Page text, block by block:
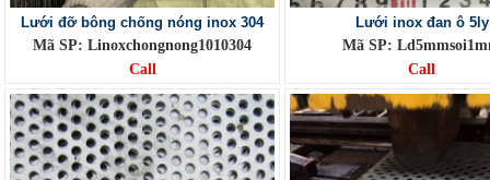
Lưới đỡ bông chống nóng inox 304
Mã SP: Linoxchongnong1010304
Call
Lưới inox đan ô 5ly
Mã SP:
Call